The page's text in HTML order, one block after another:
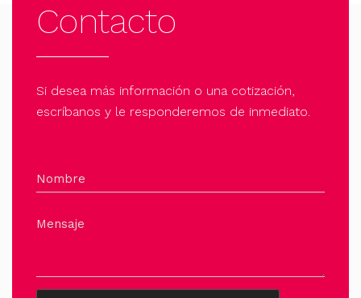
Contacto
Si desea más información o una cotización,
escríbanos y le responderemos de inmediato.
Nombre
Mensaje